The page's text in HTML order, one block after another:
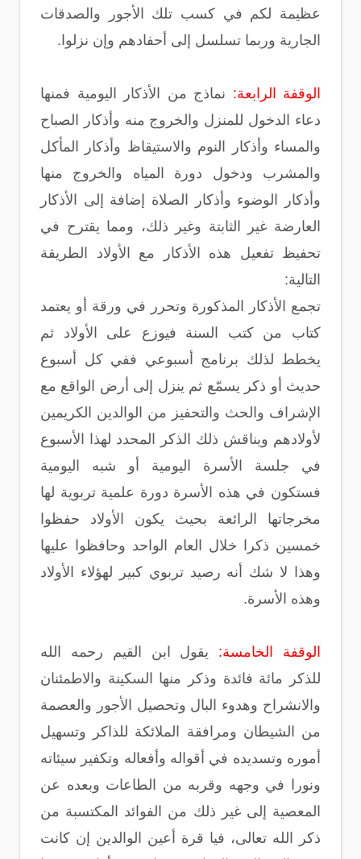
عظيمة لكم في كسب تلك الأجور والصدقات
الجارية وربما تسلسل إلى أحفادهم وإن نزلوا.
الوقفة الرابعة: نماذج من الأذكار اليومية فمنها
دعاء الدخول للمنزل والخروج منه وأذكار الصباح
والمساء وأذكار النوم والاستيقاظ وأذكار المأكل
والمشرب ودخول دورة المياه والخروج منها
وأذكار الوضوء وأذكار الصلاة إضافة إلى الأذكار
العارضة غير الثابتة وغير ذلك، ومما يقترح في
تحفيظ تفعيل هذه الأذكار مع الأولاد الطريقة
التالية:
تجمع الأذكار المذكورة وتحرر في ورقة أو يعتمد
كتاب من كتب السنة فيوزع على الأولاد ثم
يخطط لذلك برنامج أسبوعي ففي كل أسبوع
حديث أو ذكر يسمّع ثم ينزل إلى أرض الواقع مع
الإشراف والحث والتحفيز من الوالدين الكريمين
لأولادهم ويناقش ذلك الذكر المحدد لهذا الأسبوع
في جلسة الأسرة اليومية أو شبه اليومية
فستكون في هذه الأسرة دورة علمية تربوية لها
مخرجاتها الرائعة بحيث يكون الأولاد حفظوا
خمسين ذكرا خلال العام الواحد وحافظوا عليها
وهذا لا شك أنه رصيد تربوي كبير لهؤلاء الأولاد
وهذه الأسرة.
الوقفة الخامسة: يقول ابن القيم رحمه الله
للذكر مائة فائدة وذكر منها السكينة والاطمئنان
والانشراح وهدوء البال وتحصيل الأجور والعصمة
من الشيطان ومرافقة الملائكة للذاكر وتسهيل
أموره وتسديده في أقواله وأفعاله وتكفير سيئاته
ونورا في وجهه وقربه من الطاعات وبعده عن
المعصية إلى غير ذلك من الفوائد المكتسبة من
ذكر الله تعالى، فيا قرة أعين الوالدين إن كانت